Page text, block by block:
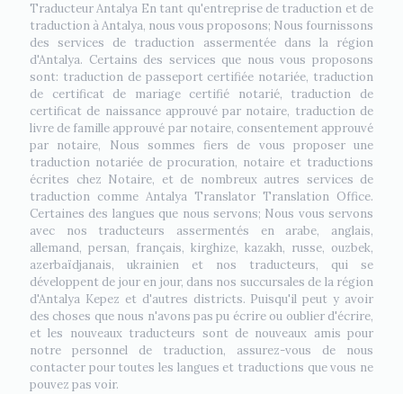
Traducteur Antalya En tant qu'entreprise de traduction et de
traduction à Antalya, nous vous proposons; Nous fournissons
des services de traduction assermentée dans la région
d'Antalya. Certains des services que nous vous proposons
sont: traduction de passeport certifiée notariée, traduction
de certificat de mariage certifié notarié, traduction de
certificat de naissance approuvé par notaire, traduction de
livre de famille approuvé par notaire, consentement approuvé
par notaire, Nous sommes fiers de vous proposer une
traduction notariée de procuration, notaire et traductions
écrites chez Notaire, et de nombreux autres services de
traduction comme Antalya Translator Translation Office.
Certaines des langues que nous servons; Nous vous servons
avec nos traducteurs assermentés en arabe, anglais,
allemand, persan, français, kirghize, kazakh, russe, ouzbek,
azerbaïdjanais, ukrainien et nos traducteurs, qui se
développent de jour en jour, dans nos succursales de la région
d'Antalya Kepez et d'autres districts. Puisqu'il peut y avoir
des choses que nous n'avons pas pu écrire ou oublier d'écrire,
et les nouveaux traducteurs sont de nouveaux amis pour
notre personnel de traduction, assurez-vous de nous
contacter pour toutes les langues et traductions que vous ne
pouvez pas voir.